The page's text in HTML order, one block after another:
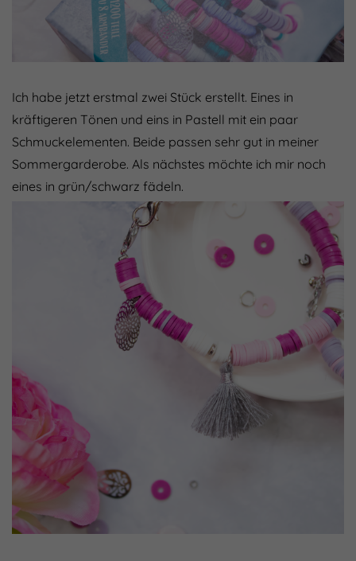
Ich habe jetzt erstmal zwei Stück erstellt. Eines in
kräftigeren Tönen und eins in Pastell mit ein paar
Schmuckelementen. Beide passen sehr gut in meiner
Sommergarderobe. Als nächstes möchte ich mir noch
eines in grün/schwarz fädeln.